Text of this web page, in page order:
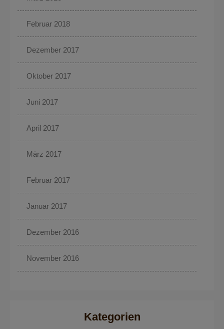
Februar 2018
Dezember 2017
Oktober 2017
Juni 2017
April 2017
März 2017
Februar 2017
Januar 2017
Dezember 2016
November 2016
Kategorien